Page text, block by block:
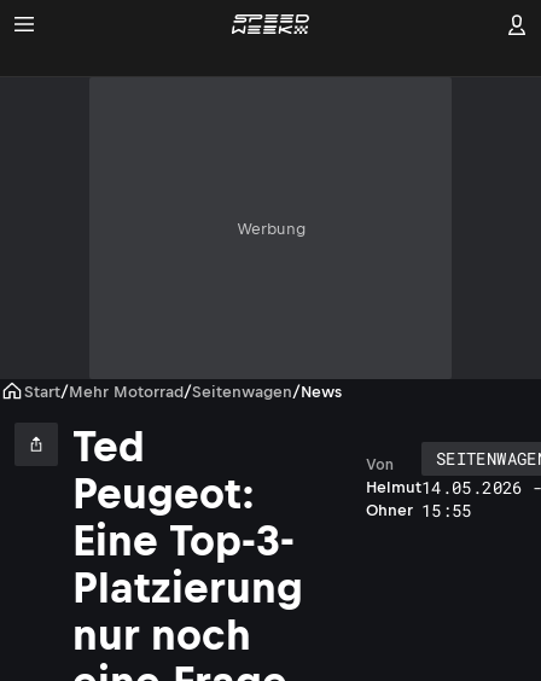
Werbung
Start/Mehr Motorrad/Seitenwagen/News
Ted
Peugeot:
Eine Top-3-
Platzierung
nur noch
Helmut
Ohner
Von
14.05.2026
15:55